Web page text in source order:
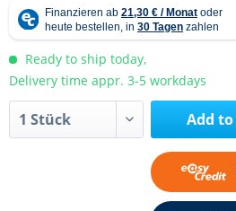
Ready to ship today,
Delivery time appr. 3-5 workdays
Add to